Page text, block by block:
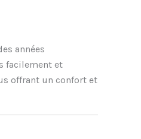
années
facilement et
offrant un confort et